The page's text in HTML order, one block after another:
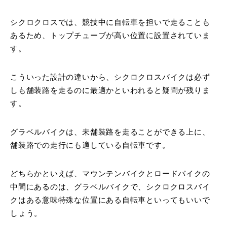
シクロクロスでは、競技中に自転車を担いで走ることも
あるため、トップチューブが高い位置に設置されていま
す。
こういった設計の違いから、シクロクロスバイクは必ず
しも舗装路を走るのに最適かといわれると疑問が残りま
す。
グラベルバイクは、未舗装路を走ることができる上に、
舗装路での走行にも適している自転車です。
どちらかといえば、マウンテンバイクとロードバイクの
中間にあるのは、グラベルバイクで、シクロクロスバイ
クはある意味特殊な位置にある自転車といってもいいで
しょう。